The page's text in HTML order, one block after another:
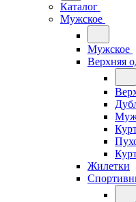
Каталог
Мужское
Мужское
Верхняя
Жилетки